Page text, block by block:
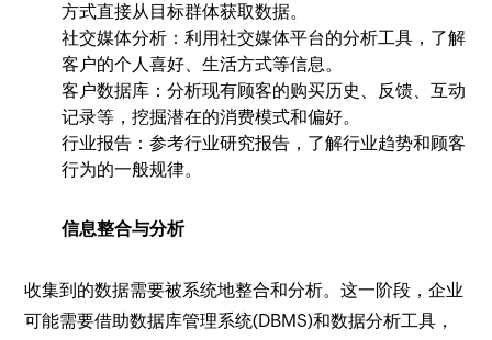
方式直接从目标群体获取数据。
社交媒体分析：利用社交媒体平台的分析工具，了解
客户的个人喜好、生活方式等信息。
客户数据库：分析现有顾客的购买历史、反馈、互动
记录等，挖掘潜在的消费模式和偏好。
行业报告：参考行业研究报告，了解行业趋势和顾客
行为的一般规律。
信息整合与分析
收集到的数据需要被系统地整合和分析。这一阶段，企业
可能需要借助数据库管理系统(DBMS)和数据分析工具，